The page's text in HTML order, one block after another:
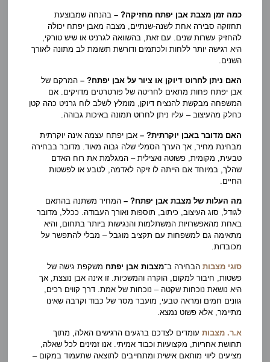
כמה זמן מצבת אבן יפתח מחזיקה? – בהנחה שמבוצעת
תחזוקה סבירה אחת לשנה-שנתיים, מצבה מאבן יפתח יכולה
להחזיק עשרות שנים. עם זאת, בהשוואה לגרניט או שיש טורקי,
היא רגישה יותר ללחות ולכתמים ודורשת תשומת לב מתונה לאורך
השנים.
האם ניתן לחרוט דיוקן או ציור על אבן יפתח? –המרקם של
אבן יפתח פחות מתאים לחריטה של פורטרטים מדויקים. אם
המשפחה מבקשת להנציח דיוקן, מומלץ לשלב לוח גרניט כהה קטן
כחלק מהעיצוב – עליו ניתן לחרוט תמונה באיכות גבוהה.
האם מדובר באבן יוקרתית? –אבן יפתח עצמה אינה יוקרתית
מבחינת מחיר, אך הערך הסמלי שלה גבוה מאוד. מדובר בבחירה
טבעית, מקומית, פשוטה ואצילית – המגלמת את רוח האדם
שהלך, במיוחד אם הייתה לו זיקה לאדמה, לטבע או לפשטות
החיים.
מה העלות של מצבת אבן יפתח? –המחיר משתנה בהתאם
לגודל, סוג העיצוב, כיתוב, תוספות ואורך העבודה. ככלל, מדובר
באחת מהאפשרויות המשתלמות והנגישות ביותר בתחום, והיא
מתאימה גם למשפחות עם תקציב מוגבל – מבלי להתפשר על
מכובדות.
סוגי מצבות הבחירה ב־מצבות אבן יפתח משקפת גישה של
פשטות, חיבור למקום, הוקרה והמשכיות. זו אינה אבן נוצצת, אך
היא נושאת נוכחות שקטה – נוכחות של אמת. דרך קווים רכים,
גוונים חמים ומראה טבעי, מועבר מסר של כבוד וקרבה שאינו
מתיימר, אלא פשוט נמצא.
א.ר. מצבות עומדים לצדכם ברגעים הרגישים האלה, מתוך
תחושת אחריות, מקצועיות וכבוד אמיתי. אנו זמינים לכל שאלה,
מציעים ליווי מותאם אישית ומתחייבים לתוצאה שתעמוד במקום –